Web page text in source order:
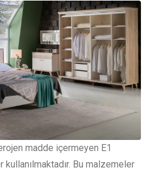
madde içermeyen E1
Bu malzemeler